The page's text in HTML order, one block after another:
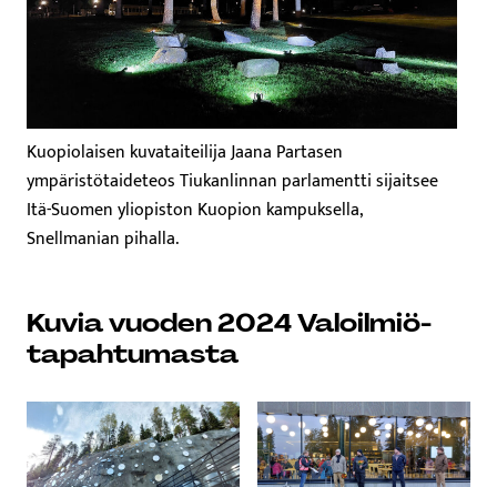
Kuopiolaisen kuvataiteilija Jaana Partasen
ympäristötaideteos Tiukanlinnan parlamentti sijaitsee
Itä-Suomen yliopiston Kuopion kampuksella,
Snellmanian pihalla.
Kuvia vuoden 2024 Valoilmiö-
tapahtumasta